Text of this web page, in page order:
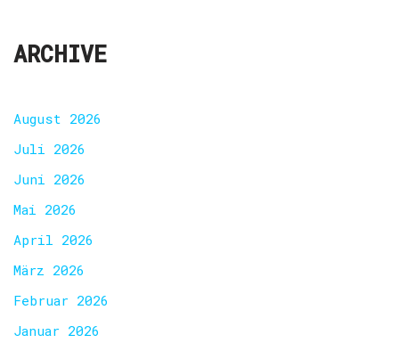
ARCHIVE
August 2026
Juli 2026
Juni 2026
Mai 2026
April 2026
März 2026
Februar 2026
Januar 2026